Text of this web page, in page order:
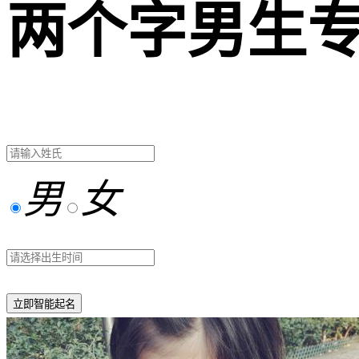
两个字男生
男 女
立即智能起名